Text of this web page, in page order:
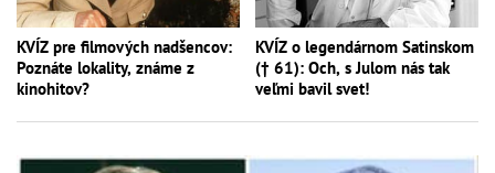
KVÍZ pre filmových nadšencov:
Poznáte lokality, známe z
kinohitov?
KVÍZ o legendárnom Satinskom
(† 61): Och, s Julom nás tak
veľmi bavil svet!